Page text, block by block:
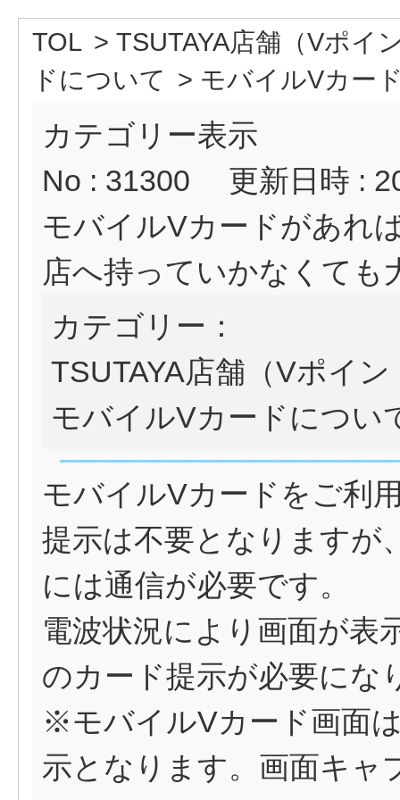
TOL > TSUTAYA店舗（Vポイ
ドについて > モバイルVカー
カテゴリー表示
No : 31300
更新日時 :
モバイルVカードがあれ
店へ持っていかなくても
カテゴリー：
TSUTAYA店舗（Vポイ
モバイルVカードについ
モバイルVカードをご利
提示は不要となりますが
には通信が必要です。
電波状況により画面が表
のカード提示が必要にな
※モバイルVカード画面
示となります。画面キャ